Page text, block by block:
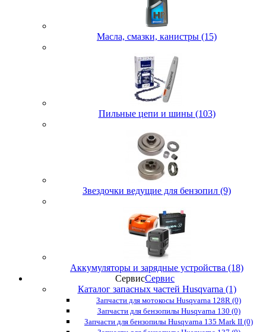
Масла, смазки, канистры (15)
Пильные цепи и шины (103)
Звездочки ведущие для бензопил (9)
Аккумуляторы и зарядные устройства (18)
СервисСервис
Каталог запасных частей Husqvarna (1)
Запчасти для мотокосы Husqvarna 128R (0)
Запчасти для бензопилы Husqvarna 130 (0)
Запчасти для бензопилы Husqvarna 135 Mark II (0)